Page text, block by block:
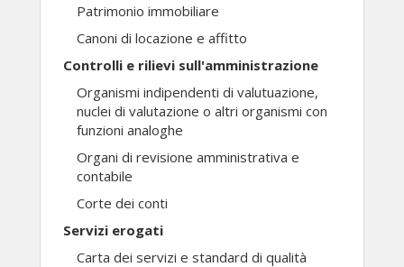
Patrimonio immobiliare
Canoni di locazione e affitto
Controlli e rilievi sull'amministrazione
Organismi indipendenti di valutuazione,
nuclei di valutazione o altri organismi con
funzioni analoghe
Organi di revisione amministrativa e
contabile
Corte dei conti
Servizi erogati
Carta dei servizi e standard di qualità